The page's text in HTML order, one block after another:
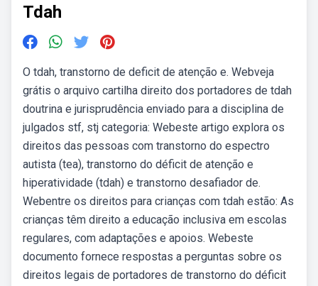
Tdah
O tdah, transtorno de deficit de atenção e. Webveja
grátis o arquivo cartilha direito dos portadores de tdah
doutrina e jurisprudência enviado para a disciplina de
julgados stf, stj categoria: Webeste artigo explora os
direitos das pessoas com transtorno do espectro
autista (tea), transtorno do déficit de atenção e
hiperatividade (tdah) e transtorno desafiador de.
Webentre os direitos para crianças com tdah estão: As
crianças têm direito a educação inclusiva em escolas
regulares, com adaptações e apoios. Webeste
documento fornece respostas a perguntas sobre os
direitos legais de portadores de transtorno do déficit